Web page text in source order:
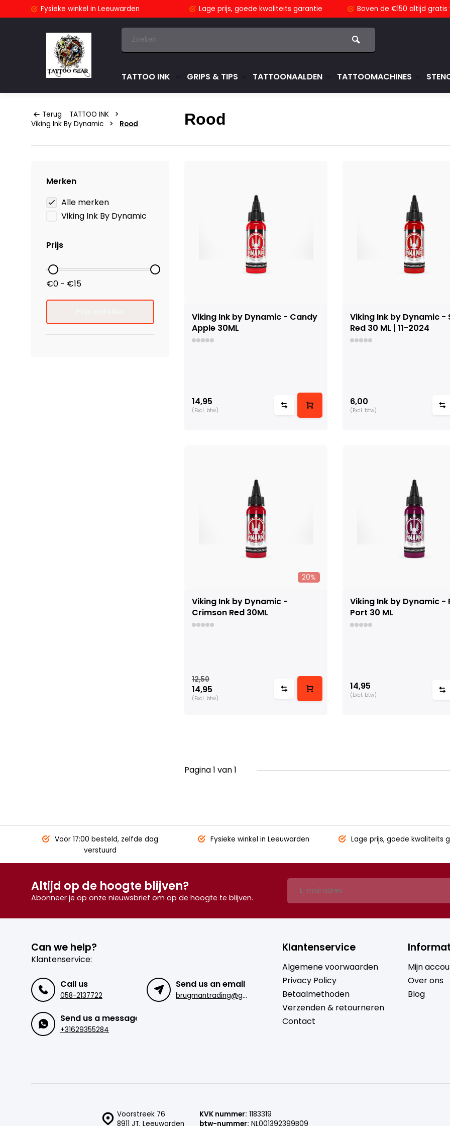
Fysieke winkel in Leeuwarden Lage prijs, goede kwaliteits garantie Boven de €150 altijd gratis
TATTOO INK GRIPS & TIPS TATTOONAALDEN TATTOOMACHINES
Terug
TATTOO INK
Viking Ink By Dynamic
Rood Rood
Merken
Alle merken
Viking Ink By Dynamic
Prijs
€0 - €15
Viking Ink by Dynamic - Candy
Apple 30ML
14,95
(Excl. btw)
Viking Ink by Dynamic -
Red 30 ML | 11-2024
6,00
(Excl. btw)
20%
Viking Ink by Dynamic -
Crimson Red 30ML
12,50
14,95
(Excl. btw)
Viking Ink by Dynamic -
Port 30 ML
14,95
(Excl. btw)
Pagina 1 van 1
Voor 17:00 besteld, zelfde dag
verstuurd
Fysieke winkel in Leeuwarden Lage prijs, goede kwaliteits
Altijd op de hoogte blijven?
Abonneer je op onze nieuwsbrief om op de hoogte te blijven.
Can we help?
Klantenservice:
Call us
058-2137722
Send us an email
b
rugmantrading@gmail.com
Send us a message
+31629355284
Klantenservice
Algemene voorwaarden
Privacy Policy
Betaalmethoden
Verzenden & retourneren
Contact
Mijn
Over ons
Blog
Voorstreek 76
8911 JT, Leeuwarden
KVK nummer: 1183319
btw-nummer: NL001392399B09